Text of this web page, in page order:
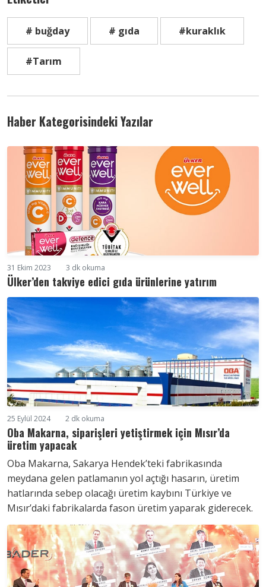
# buğday # gıda #kuraklık
#Tarım
Haber Kategorisindeki Yazılar
31 Ekim 2023 3 dk okuma
Ülker’den takviye edici gıda ürünlerine yatırım
25 Eylül 2024 2 dk okuma
Oba Makarna, siparişleri yetiştirmek için Mısır’da
üretim yapacak
Oba Makarna, Sakarya Hendek’teki fabrikasında
meydana gelen patlamanın yol açtığı hasarın, üretim
hatlarında sebep olacağı üretim kaybını Türkiye ve
Mısır’daki fabrikalarda fason üretim yaparak giderecek.